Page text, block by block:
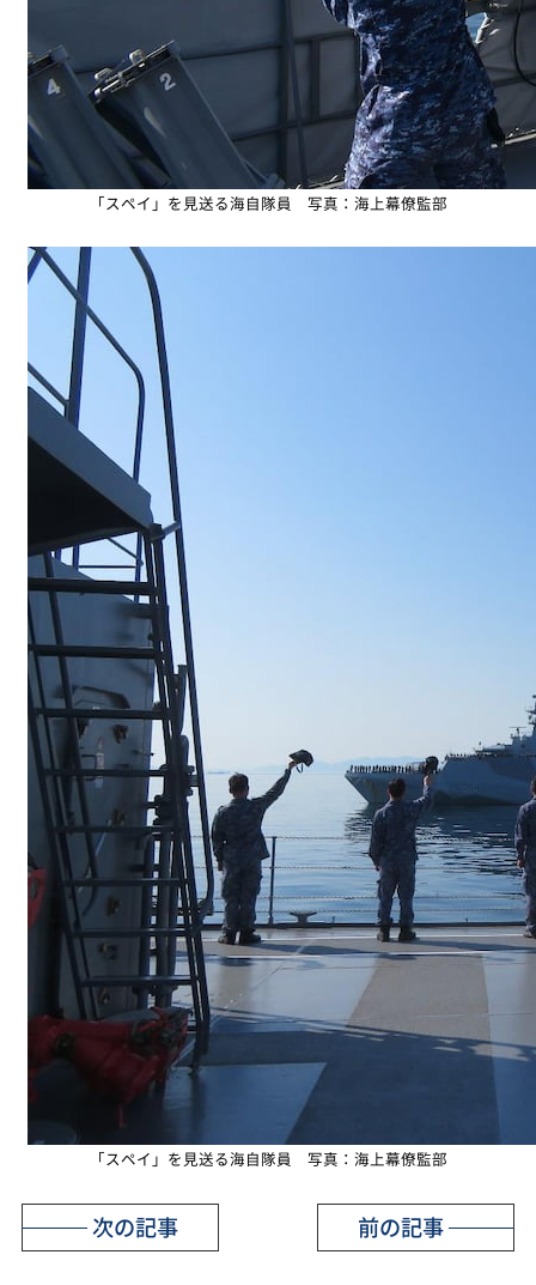
「スペイ」を見送る海自隊員 写真：海上幕僚監部
「スペイ」を見送る海自隊員 写真：海上幕僚監部
前の記事
次の記事